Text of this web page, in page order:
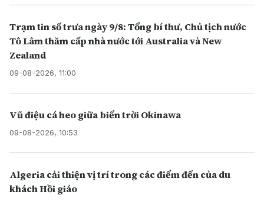
Trạm tin số trưa ngày 9/8: Tổng bí thư, Chủ tịch nước
Tô Lâm thăm cấp nhà nước tới Australia và New
Zealand
09-08-2026, 11:00
Vũ điệu cá heo giữa biển trời Okinawa
09-08-2026, 10:53
Algeria cải thiện vị trí trong các điểm đến của du
khách Hồi giáo